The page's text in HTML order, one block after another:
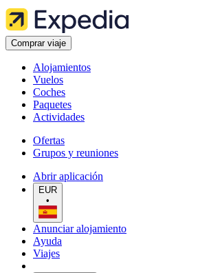
Comprar viaje
Alojamientos
Vuelos
Coches
Paquetes
Actividades
Ofertas
Grupos y reuniones
Abrir aplicación
EUR
•
Anunciar alojamiento
Ayuda
Viajes